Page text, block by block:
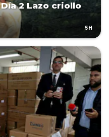
2 Lazo criollo
5H